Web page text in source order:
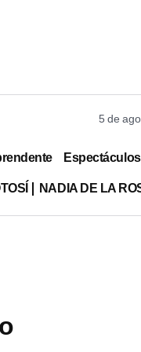
5 de
Espectáculos
NADIA DE LA